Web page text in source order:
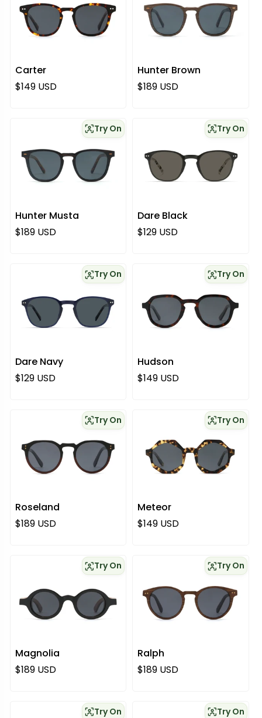
Carter
Normaali hinta
$149 USD
Hunter Brown
Normaali hinta
$189 USD
Hunter Musta
Try On
Normaali hinta
$189 USD
Dare Black
Try On
Normaali hinta
$129 USD
Dare Navy
Try On
Normaali hinta
$129 USD
Hudson
Try On
Normaali hinta
$149 USD
Roseland
Try On
Normaali hinta
$189 USD
Meteor
Try On
Normaali hinta
$149 USD
Magnolia
Try On
Normaali hinta
$189 USD
Ralph
Try On
Normaali hinta
$189 USD
Try On Try On